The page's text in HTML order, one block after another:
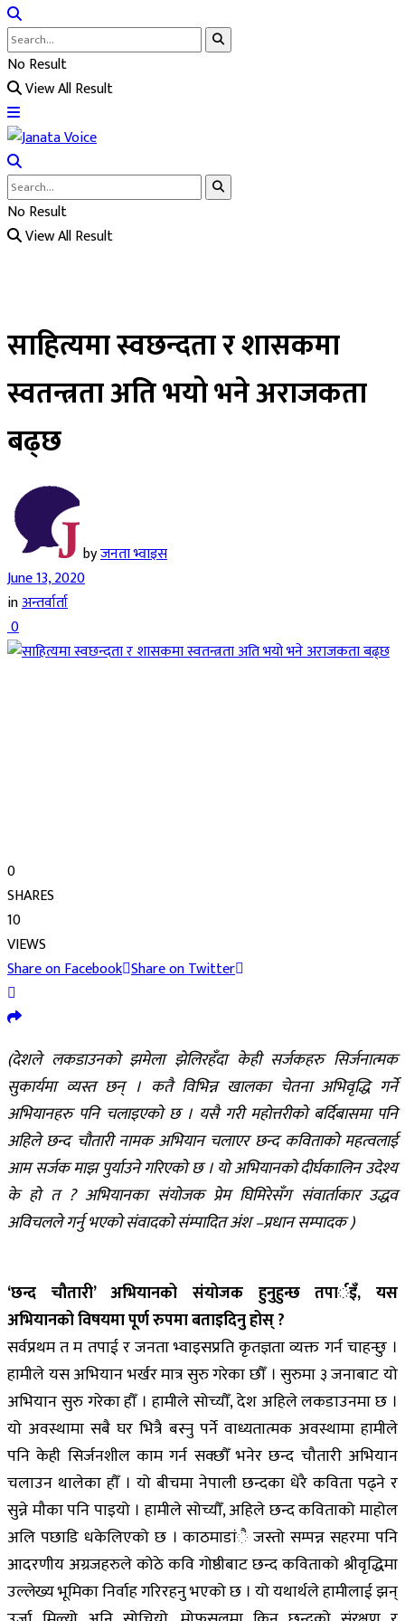
No Result
View All Result
No Result
View All Result
साहित्यमा स्वछन्दता र शासकमा
स्वतन्त्रता अति भयो भने अराजकता
बढ्छ
byजनता भ्वाइस
June 13, 2020
inअन्तर्वार्ता
0
0
SHARES
10
VIEWS
Share on Facebook Share on Twitter
(देशले लकडाउनको झमेला झेलिरहँदा केही सर्जकहरु सिर्जनात्मक
सुकार्यमा व्यस्त छन् । कतै विभिन्न खालका चेतना अभिवृद्धि गर्ने
अभियानहरु पनि चलाइएको छ । यसै गरी महोत्तरीको बर्दिबासमा पनि
अहिले छन्द चौतारी नामक अभियान चलाएर छन्द कविताको महत्वलाई
आम सर्जक माझ पुर्याउने गरिएको छ । यो अभियानको दीर्घकालिन उदेश्य
के हो त ? अभियानका संयोजक प्रेम घिमिरेसँग संवार्ताकार उद्धव
अविचलले गर्नु भएको संवादको संम्पादित अंश –प्रधान सम्पादक )
‘छन्द चौतारी’ अभियानको संयोजक हुनुहुन्छ तपार्इँ, यस
अभियानको विषयमा पूर्ण रुपमा बताइदिनु होस् ?
सर्वप्रथम त म तपाई र जनता भ्वाइसप्रति कृतज्ञता व्यक्त गर्न चाहन्छु ।
हामीले यस अभियान भर्खर मात्र सुरु गरेका छौँ । सुरुमा ३ जनाबाट यो
अभियान सुरु गरेका हौँ । हामीले सोच्यौँ, देश अहिले लकडाउनमा छ ।
यो अवस्थामा सबै घर भित्रै बस्नु पर्ने वाध्यतात्मक अवस्थामा हामीले
पनि केही सिर्जनशील काम गर्न सक्छौँ भनेर छन्द चौतारी अभियान
चलाउन थालेका हौँ । यो बीचमा नेपाली छन्दका धेरै कविता पढ्ने र
सुन्ने मौका पनि पाइयो । हामीले सोच्यौँ, अहिले छन्द कविताको माहोल
अलि पछाडि धकेलिएको छ । काठमाडांै जस्तो सम्पन्न सहरमा पनि
आदरणीय अग्रजहरुले कोठे कवि गोष्ठीबाट छन्द कविताको श्रीवृद्धिमा
उल्लेख्य भूमिका निर्वाह गरिरहनु भएको छ । यो यथार्थले हामीलाई झन्